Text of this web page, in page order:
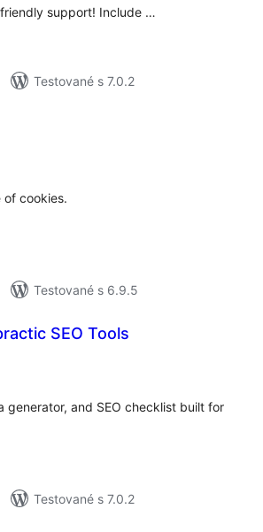
support! Include …
Testované s 7.0.2
of cookies.
Testované s 6.9.5
SEO Tools
generator, and SEO checklist built for
Testované s 7.0.2